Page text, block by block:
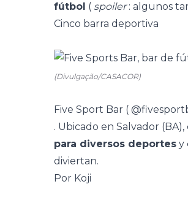
fútbol ( spoiler: algunos
Cinco barra deportiva
(Divulgação/CASACOR)
Five Sport Bar (
. Ubicado en Salvador
para diversos deportes y
diviertan.
Por Koji